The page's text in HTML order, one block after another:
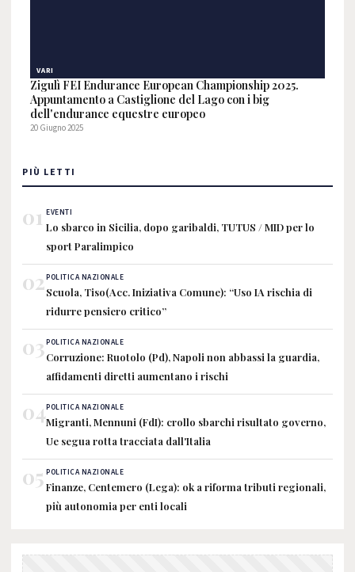
VARI
Zigulì FEI Endurance European Championship 2025.
Appuntamento a Castiglione del Lago con i big
dell'endurance equestre europeo
20 Giugno 2025
PIÙ LETTI
01 EVENTI
Lo sbarco in Sicilia, dopo garibaldi, TUTUS / MID per lo
sport Paralimpico
02POLITICA NAZIONALE
Scuola, Tiso(Acc. Iniziativa Comune): “Uso IA rischia di
ridurre pensiero critico”
03POLITICA NAZIONALE
Corruzione: Ruotolo (Pd), Napoli non abbassi la guardia,
affidamenti diretti aumentano i rischi
04POLITICA NAZIONALE
Migranti, Mennuni (FdI): crollo sbarchi risultato governo,
Ue segua rotta tracciata dall'Italia
05 POLITICA NAZIONALE
Finanze, Centemero (Lega): ok a riforma tributi regionali,
più autonomia per enti locali